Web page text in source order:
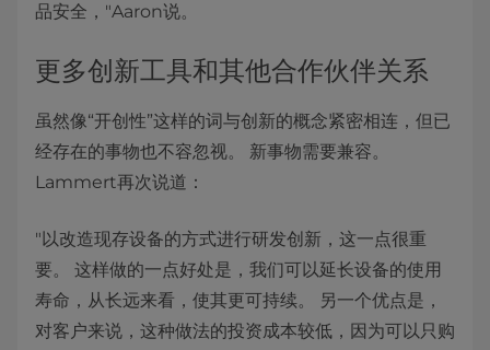
品安全，"Aaron说。
更多创新工具和其他合作伙伴关系
虽然像“开创性”这样的词与创新的概念紧密相连，但已
经存在的事物也不容忽视。 新事物需要兼容。
Lammert再次说道：
"以改造现存设备的方式进行研发创新，这一点很重
要。 这样做的一点好处是，我们可以延长设备的使用
寿命，从长远来看，使其更可持续。 另一个优点是，
对客户来说，这种做法的投资成本较低，因为可以只购